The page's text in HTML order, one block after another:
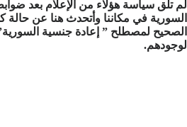
لم تلق سياسة هؤلاء من الإعلام بعد
السورية في مكاننا وأتحدث هنا عن
الصحيح لمصطلح ” إعادة جنسية
لوجودهم.